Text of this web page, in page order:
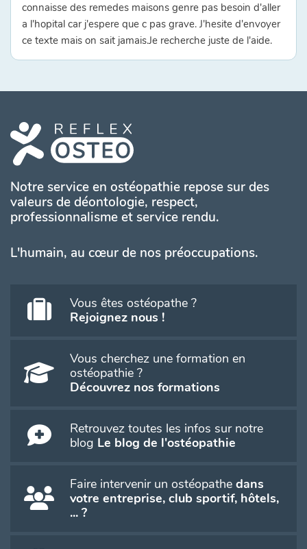
connaisse des remedes maisons genre pas besoin d'aller
a l'hopital car j'espere que c pas grave. J'hesite d'envoyer
ce texte mais on sait jamais.Je recherche juste de l'aide.
Notre service en ostéopathie repose sur des
valeurs de déontologie, respect,
professionnalisme et service rendu.
L'humain, au cœur de nos préoccupations.
Vous êtes ostéopathe ?
Rejoignez nous !
Vous cherchez une formation en
ostéopathie ?
Découvrez nos formations
Retrouvez toutes les infos sur notre
blog Le blog de l'ostéopathie
Faire intervenir un ostéopathe dans
votre entreprise, club sportif, hôtels,
... ?